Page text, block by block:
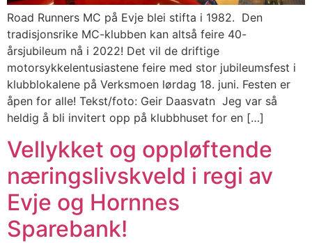
Road Runners MC på Evje blei stifta i 1982. Den
tradisjonsrike MC-klubben kan altså feire 40-
årsjubileum nå i 2022! Det vil de driftige
motorsykkelentusiastene feire med stor jubileumsfest i
klubblokalene på Verksmoen lørdag 18. juni. Festen er
åpen for alle! Tekst/foto: Geir Daasvatn Jeg var så
heldig å bli invitert opp på klubbhuset for en […]
Vellykket og oppløftende
næringslivskveld i regi av
Evje og Hornnes
Sparebank!